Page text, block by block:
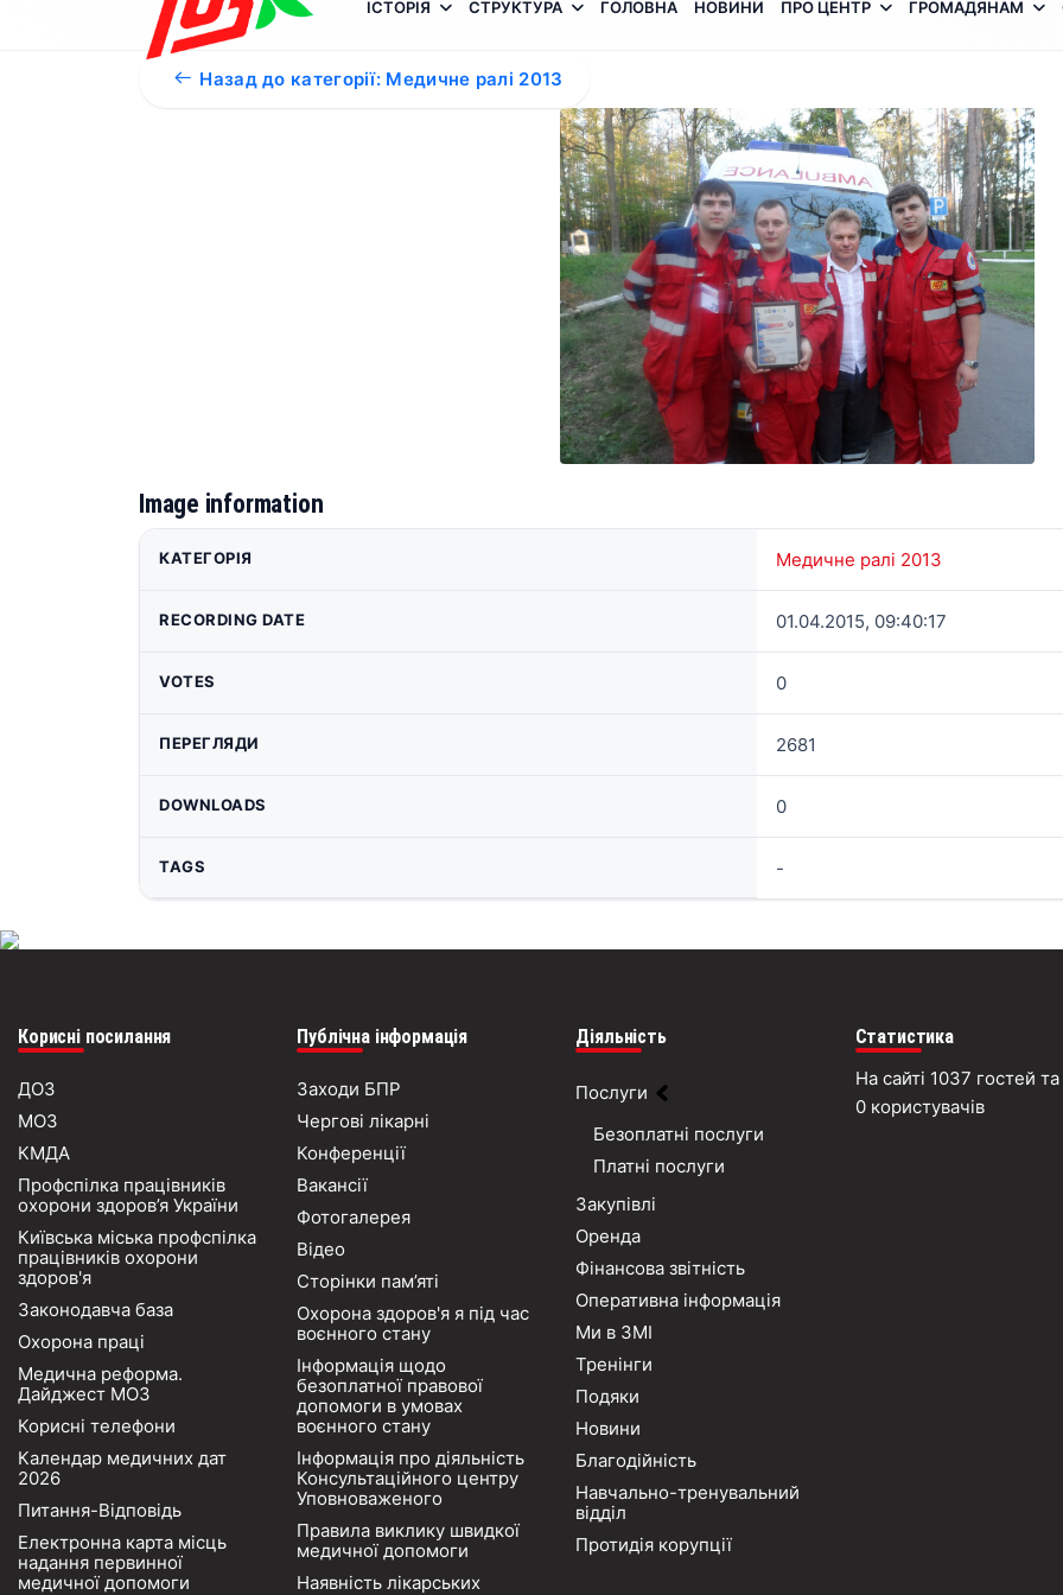
ІСТОРІЯ СТРУКТУРА ГОЛОВНА НОВИНИ ПРО ЦЕНТР ГРОМАДЯНАМ
Назад до категорії: Медичне ралі 2013
Image information
КАТЕГОРІЯ Медичне ралі 2013
RECORDING DATE 01.04.2015, 09:40:17
VOTES 0
ПЕРЕГЛЯДИ 2681
DOWNLOADS 0
TAGS -
Корисні посилання
ДОЗ
МОЗ
КМДА
Профспілка працівників
охорони здоров’я України
Київська міська профспілка
працівників охорони
здоров'я
Законодавча база
Охорона праці
Медична реформа.
Дайджест МОЗ
Корисні телефони
Календар медичних дат
2026
Питання-Відповідь
Електронна карта місць
надання первинної
медичної допомоги
Публічна інформація
Заходи БПР
Чергові лікарні
Конференції
Вакансії
Фотогалерея
Відео
Сторінки пам’яті
Охорона здоров'я я під час
воєнного стану
Інформація щодо
безоплатної правової
допомоги в умовах
воєнного стану
Інформація про діяльність
Консультаційного центру
Уповноваженого
Правила виклику швидкої
медичної допомоги
Наявність лікарських
Діяльність
Послуги
Безоплатні послуги
Платні послуги
Закупівлі
Оренда
Фінансова звітність
Оперативна інформація
Ми в ЗМІ
Тренінги
Подяки
Новини
Благодійність
Навчально-тренувальний
відділ
Протидія корупції
Статистика
На сайті 1037 гостей та
0 користувачів